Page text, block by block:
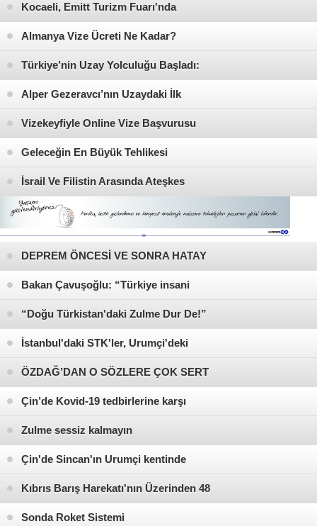
Kocaeli, Emitt Turizm Fuarı'nda
parladı
Almanya Vize Ücreti Ne Kadar?
Türkiye’nin Uzay Yolculuğu Başladı:
İstanbullular Taksim Meydanı’nda
Canlı İzledi
Alper Gezeravcı’nın Uzaydaki İlk
Sözleri “İstikbal Göklerdedir” Oldu
Vizekeyfiyle Online Vize Başvurusu
Geleceğin En Büyük Tehlikesi
İsrail Ve Filistin Arasında Ateşkes
DEPREM ÖNCESİ VE SONRA HATAY
BELGESELİMİZ
Bakan Çavuşoğlu: “Türkiye insani
yardımda en üst sıralarda yer alan
ülkelerden biridir“ (VİDEOLU HABER)
“Doğu Türkistan'daki Zulme Dur De!”
İstanbul'daki STK'ler, Urumçi'deki
yangın nedeniyle Çin'e tepki gösterdi
ÖZDAĞ’DAN O SÖZLERE ÇOK SERT
TEPKİ: SENİN SESİNİ KESEN
CUMHUR İKTİDARININ HÜKÜMETİ!
Çin’de Kovid-19 tedbirlerine karşı
artan huzursuzluk tepkiye dönüştü
Zulme sessiz kalmayın
Çin'de Sincan'ın Urumçi kentinde
karantinadaki apartmanda çıkan
yangında 10 kişi öldü
Kıbrıs Barış Harekatı'nın Üzerinden 48
Yıl Geçti
Sonda Roket Sistemi